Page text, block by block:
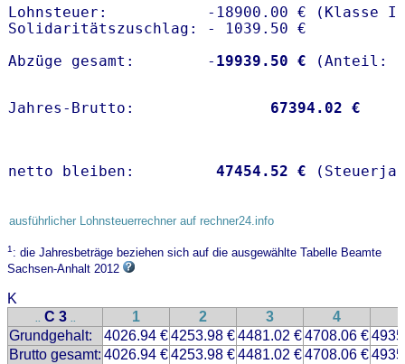
Lohnsteuer:           -18900.00 € (Klasse I)
Solidaritätszuschlag: - 1039.50 €
Abzüge gesamt:        - 19939.50 €
Jahres-Brutto: 67394.02 €
netto bleiben: 47454.52 €
ausführlicher Lohnsteuerrechner auf rechner24.info
1: die Jahresbeträge beziehen sich auf die ausgewählte Tabelle Beamte
Sachsen-Anhalt 2012
K
.. C 3 .. 1 2 3 4
Grundgehalt:
4026.94 €4253.98 €4481.02 €4708.06 €
Brutto gesamt: 4026.94 €4253.98 €4481.02 €4708.06 €